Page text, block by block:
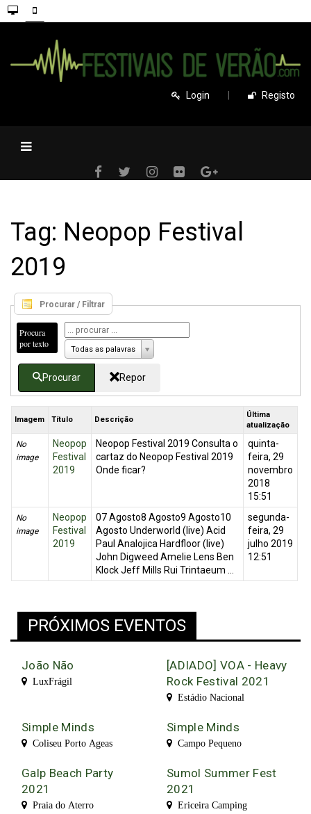
Login Registo
Tag: Neopop Festival
2019
Procurar / Filtrar
Procura
por texto
Todas as palavras
Procurar Repor
Imagem Título Descrição
Última
atualização
No
image
Neopop
Festival
2019
Neopop Festival 2019 Consulta o
cartaz do Neopop Festival 2019
Onde ficar?
quinta-
feira, 29
novembro
2018
15:51
No
image
Neopop
Festival
2019
07 Agosto8 Agosto9 Agosto10
Agosto Underworld (live) Acid
Paul Analojica Hardfloor (live)
John Digweed Amelie Lens Ben
Klock Jeff Mills Rui Trintaeum ...
segunda-
feira, 29
julho 2019
12:51
PRÓXIMOS EVENTOS
João Não
LuxFrágil
[ADIADO] VOA - Heavy
Rock Festival 2021
Estádio Nacional
Simple Minds
Coliseu Porto Ageas
Simple Minds
Campo Pequeno
Galp Beach Party
2021
Praia do Aterro
Sumol Summer Fest
2021
Ericeira Camping